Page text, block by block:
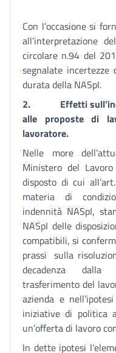
Con l’occasione si
all’interpretazione
circolare n.94 del
segnalate
durata della NASpI.
2. Effetti
alle proposte di
lavoratore.
Nelle more
Ministero del
disposto di cui
materia di
indennità NASpI,
NASpI delle
compatibili, si
prassi sulla
decadenza dalla
trasferimento del
azienda e
iniziative di politica
un’offerta di lavoro
In dette ipotesi